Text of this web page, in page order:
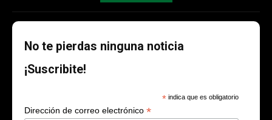
No te pierdas ninguna noticia
¡Suscribite!
* indica que es obligatorio
Dirección de correo electrónico *